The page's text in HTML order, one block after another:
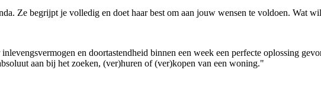
Ze begrijpt je volledig en doet haar best om aan jouw wensen te voldoen. Wat
en doortastendheid binnen een week een perfecte oplossing
aan bij het zoeken, (ver)huren of (ver)kopen van een woning."